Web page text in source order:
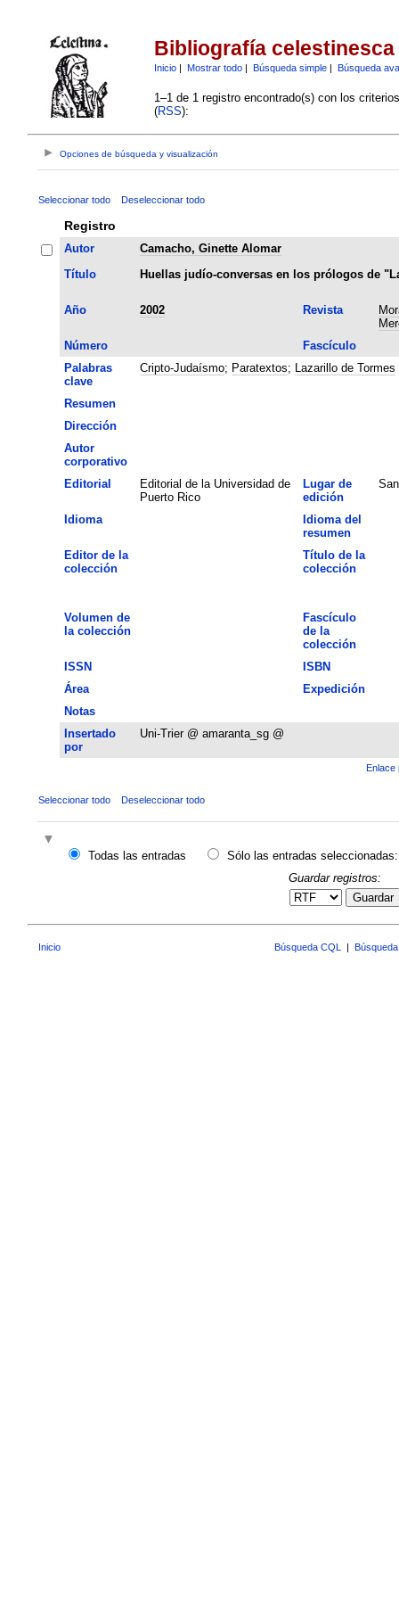
Bibliografía celestinesca
Inicio| Mostrar todo| Búsqueda simple| Búsqueda
1–1 de 1 registro encontrado(s) con los
(RSS):
Opciones de búsqueda y visualización
Seleccionar todo Deseleccionar todo
Registro
Autor
Camacho, Ginette Alomar
Título
Huellas judío-conversas en los prólogos de
Año 2002 Revista
Número
Fascículo
Palabras
clave
Cripto-Judaísmo; Paratextos; Lazarillo de Tormes
Resumen
Dirección
Autor
corporativo
Editorial
Editorial de la Universidad de
Puerto Rico
Lugar de
edición
Idioma
Idioma del
resumen
Editor de la
colección
Título de la
colección
Volumen de
la colección
Fascículo
de la
colección
ISSN
ISBN
Área
Expedición
Notas
Insertado
por
Uni-Trier @ amaranta_sg @
Enlace
Seleccionar todo Deseleccionar todo
Todas las entradas
Sólo las entradas seleccionadas:
Guardar registros:
Guardar
Inicio Búsqueda CQL